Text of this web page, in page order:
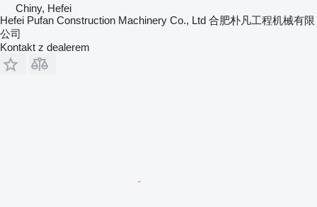
Chiny, Hefei
Hefei Pufan Construction Machinery Co., Ltd 合肥朴凡工程机械有限
公司
Kontakt z dealerem